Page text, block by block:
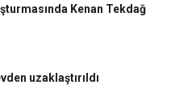
Kenan Tekdağ
uzaklaştırıldı